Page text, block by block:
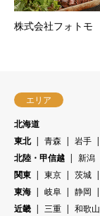
株式会社フォトモ
エリア
北海道
東北
青森 岩手
北陸・甲信越
新潟
関東
東京 茨城
東海
岐阜 静岡
近畿
三重 和歌山